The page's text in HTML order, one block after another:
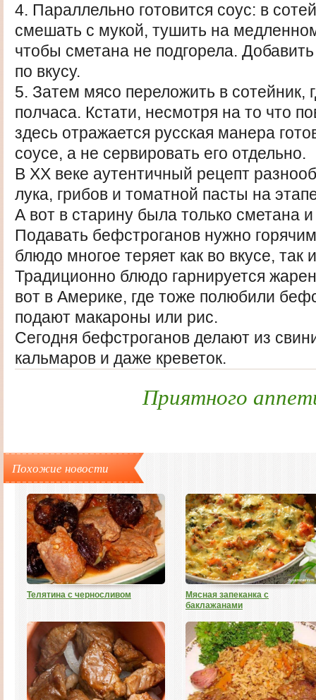
4. Параллельно готовится соус: в
смешать с мукой, тушить на
чтобы сметана не подгорела.
по вкусу.
5. Затем мясо переложить в сотейник,
полчаса. Кстати, несмотря на то что
здесь отражается русская манера
соусе, а не сервировать его отдельно.
В ХХ веке аутентичный рецепт
лука, грибов и томатной пасты на
А вот в старину была только сметана
Подавать бефстроганов нужно
блюдо многое теряет как во вкусе, так
Традиционно блюдо гарнируется
вот в Америке, где тоже полюбили
подают макароны или рис.
Сегодня бефстроганов делают из
кальмаров и даже креветок.
Приятного
Похожие новости
Телятина с черносливом
Мясная запеканка с
баклажанами